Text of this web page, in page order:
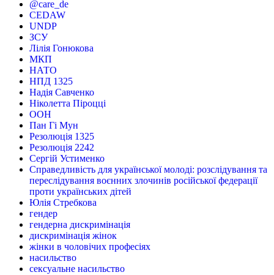
@care_de
CEDAW
UNDP
ЗСУ
Лілія Гонюкова
МКП
НАТО
НПД 1325
Надія Савченко
Ніколетта Піроцці
ООН
Пан Гі Мун
Резолюція 1325
Резолюція 2242
Сергій Устименко
Справедливість для української молоді: розслідування та
переслідування воєнних злочинів російської федерації
проти українських дітей
Юлія Стребкова
гендер
гендерна дискримінація
дискримінація жінок
жінки в чоловічих професіях
насильство
сексуальне насильство